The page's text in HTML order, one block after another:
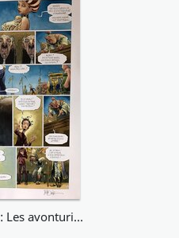
Azimut Tome 1 : Les avonturiers du temps perdu